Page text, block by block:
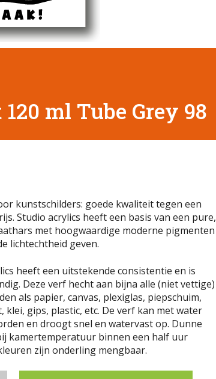
ml Tube Grey 98
kunstschilders: goede kwaliteit tegen een
Studio acrylics heeft een basis van een pure,
met hoogwaardige moderne pigmenten
lichtechtheid geven.
heeft een uitstekende consistentie en is
Deze verf hecht aan bijna alle (niet vettige)
als papier, canvas, plexiglas, piepschuim,
klei, gips, plastic, etc. De verf kan met water
en droogt snel en watervast op. Dunne
kamertemperatuur binnen een half uur
zijn onderling mengbaar.